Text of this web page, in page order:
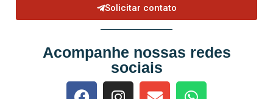
Solicitar contato
Acompanhe nossas redes
sociais